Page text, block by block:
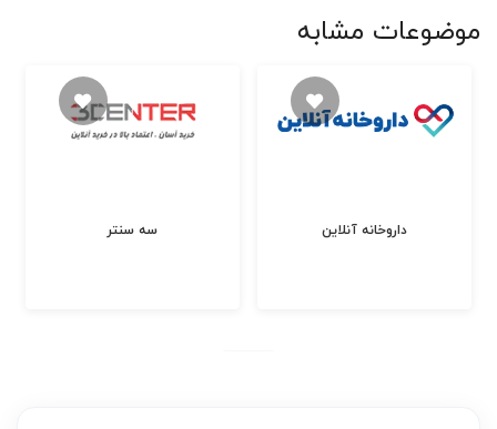
موضوعات مشابه
سه سنتر داروخانه آنلاین